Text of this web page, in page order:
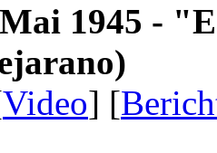
1945 -
Video] [